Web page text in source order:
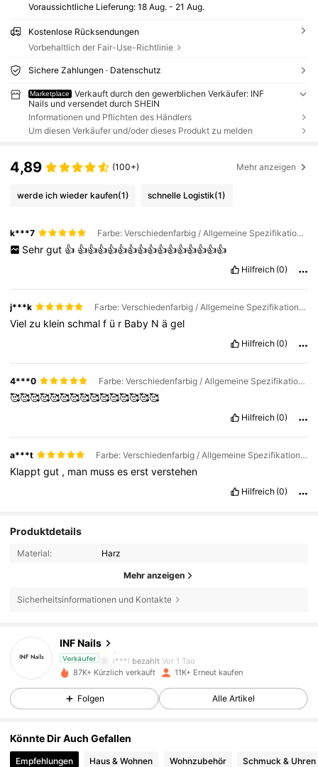
Voraussichtliche Lieferung: 18 Aug. - 21 Aug.
Kostenlose Rücksendungen
Vorbehaltlich der Fair-Use-Richtlinie
Sichere Zahlungen · Datenschutz
Marketplace
Verkauft durch den gewerblichen Verkäufer: INF
Nails und versendet durch SHEIN
Informationen und Pflichten des Händlers
Um diesen Verkäufer und/oder dieses Produkt zu melden
4,89 (100+) Mehr anzeigen
werde ich wieder kaufen(1) schnelle Logistik(1)
k***7 Farbe: Verschiedenfarbig / Allgemeine Spezifikation: Lange, spitze, sandwichförmige Nagelmembranen (30 Stück)
Sehr gut 👍 👍👍👍👍👍👍👍👍👍👍👍👍👍👍👍
Hilfreich (0)
j***k Farbe: Verschiedenfarbig / Allgemeine Spezifikation: Lange, spitze, sandwichförmige Nagelmembranen (30 Stück)
Viel zu kleinschmalf ü r Baby Nägel
Hilfreich (0)
4***0 Farbe: Verschiedenfarbig / Allgemeine Spezifikation: Lange, spitz zulaufende, sandwichförmige Nagelmembranen (240 Stück)
🥰🥰🥰🥰🥰🥰🥰🥰🥰🥰🥰🥰🥰🥰🥰
Hilfreich (0)
a***t Farbe: Verschiedenfarbig / Allgemeine Spezifikation: Lange, spitze, sandwichförmige Nagelmembranen (30 Stück)
Klapptgut , man musseserstverstehen
Hilfreich (0)
Produktdetails
Material: Harz
Mehr anzeigen
Sicherheitsinformationen und Kontakte
INF Nails
Verkäufer
4,82 1.3K Follower
4,82
j***l bezahlt Vor 1 Tag
1.3K Follower
4,82
87K+ Kürzlich verkauft 11K+ Erneut kaufen
Folgen Alle Artikel
Könnte Dir Auch Gefallen
Empfehlungen Haus & Wohnen Wohnzubehör Schmuck & Uhren